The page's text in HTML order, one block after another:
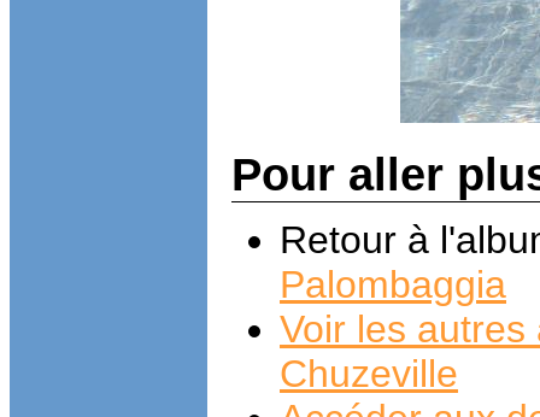
Pour aller
Retour à
Palombaggia
Voir les
Chuzeville